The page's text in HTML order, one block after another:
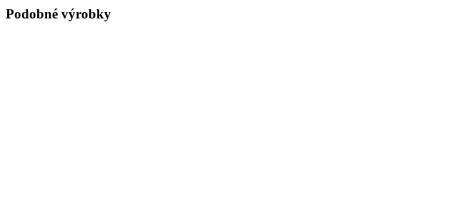
Podobné výrobky